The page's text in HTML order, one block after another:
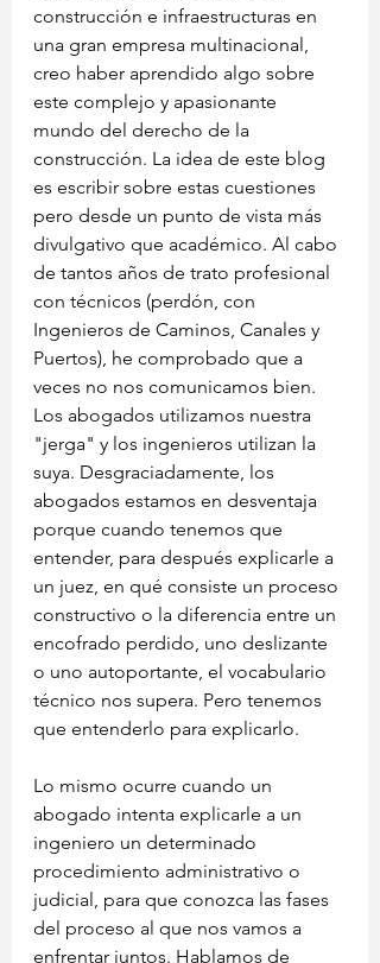
construcción e infraestructuras en
una gran empresa multinacional,
creo haber aprendido algo sobre
este complejo y apasionante
mundo del derecho de la
construcción. La idea de este blog
es escribir sobre estas cuestiones
pero desde un punto de vista más
divulgativo que académico. Al cabo
de tantos años de trato profesional
con técnicos (perdón, con
Ingenieros de Caminos, Canales y
Puertos), he comprobado que a
veces no nos comunicamos bien.
Los abogados utilizamos nuestra
"jerga" y los ingenieros utilizan la
suya. Desgraciadamente, los
abogados estamos en desventaja
porque cuando tenemos que
entender, para después explicarle a
un juez, en qué consiste un proceso
constructivo o la diferencia entre un
encofrado perdido, uno deslizante
o uno autoportante, el vocabulario
técnico nos supera. Pero tenemos
que entenderlo para explicarlo.
Lo mismo ocurre cuando un
abogado intenta explicarle a un
ingeniero un determinado
procedimiento administrativo o
judicial, para que conozca las fases
del proceso al que nos vamos a
enfrentar juntos. Hablamos de